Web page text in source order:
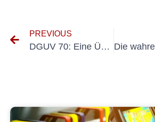
PREVIOUS
DGUV 70: Eine Übersicht über die Fahrzeuge, die betroffen sind